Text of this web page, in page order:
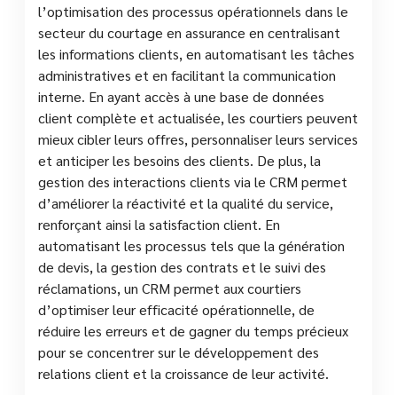
l’optimisation des processus opérationnels dans le
secteur du courtage en assurance en centralisant
les informations clients, en automatisant les tâches
administratives et en facilitant la communication
interne. En ayant accès à une base de données
client complète et actualisée, les courtiers peuvent
mieux cibler leurs offres, personnaliser leurs services
et anticiper les besoins des clients. De plus, la
gestion des interactions clients via le CRM permet
d’améliorer la réactivité et la qualité du service,
renforçant ainsi la satisfaction client. En
automatisant les processus tels que la génération
de devis, la gestion des contrats et le suivi des
réclamations, un CRM permet aux courtiers
d’optimiser leur efficacité opérationnelle, de
réduire les erreurs et de gagner du temps précieux
pour se concentrer sur le développement des
relations client et la croissance de leur activité.